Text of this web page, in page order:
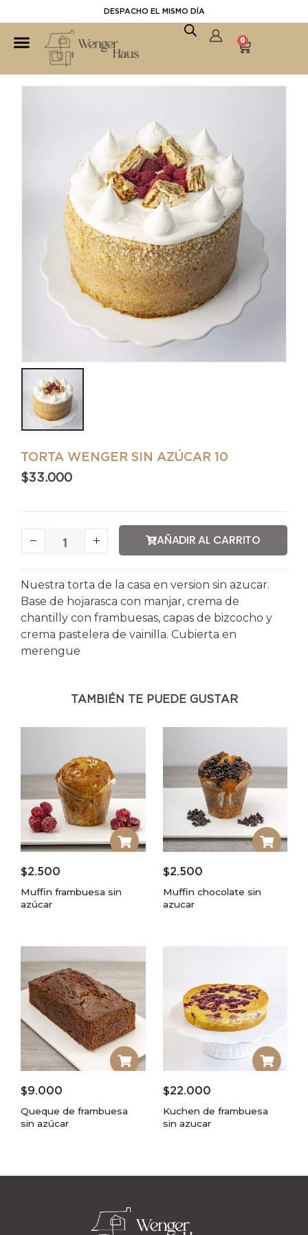
DESPACHO EL MISMO DÍA
0
TORTA WENGER SIN AZÚCAR 10
$33.000
AÑADIR AL CARRITO
Nuestra torta de la casa en version sin azucar.
Base de hojarasca con manjar, crema de
chantilly con frambuesas, capas de bizcocho y
crema pastelera de vainilla. Cubierta en
merengue
TAMBIÉN TE PUEDE GUSTAR
$2.500
Muffin frambuesa sin
azúcar
$2.500
Muffin chocolate sin
azucar
$9.000
Queque de frambuesa
sin azúcar
$22.000
Kuchen de frambuesa
sin azucar